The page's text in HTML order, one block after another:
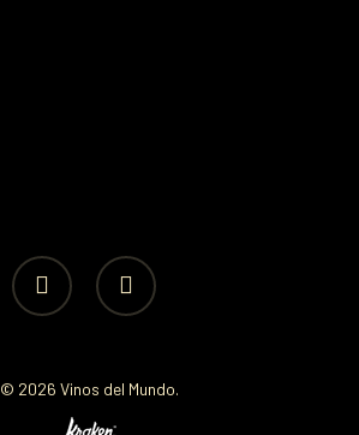
facebook instagram
© 2026 Vinos del Mundo.